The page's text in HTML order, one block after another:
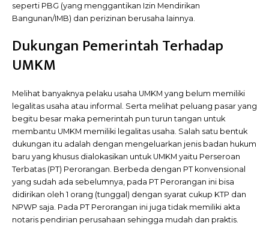
seperti PBG (yang menggantikan Izin Mendirikan
Bangunan/IMB) dan perizinan berusaha lainnya.
Dukungan Pemerintah Terhadap
UMKM
Melihat banyaknya pelaku usaha UMKM yang belum memiliki
legalitas usaha atau informal. Serta melihat peluang pasar yang
begitu besar maka pemerintah pun turun tangan untuk
membantu UMKM memiliki legalitas usaha. Salah satu bentuk
dukungan itu adalah dengan mengeluarkan jenis badan hukum
baru yang khusus dialokasikan untuk UMKM yaitu Perseroan
Terbatas (PT) Perorangan. Berbeda dengan PT konvensional
yang sudah ada sebelumnya, pada PT Perorangan ini bisa
didirikan oleh 1 orang (tunggal) dengan syarat cukup KTP dan
NPWP saja. Pada PT Perorangan ini juga tidak memiliki akta
notaris pendirian perusahaan sehingga mudah dan praktis.